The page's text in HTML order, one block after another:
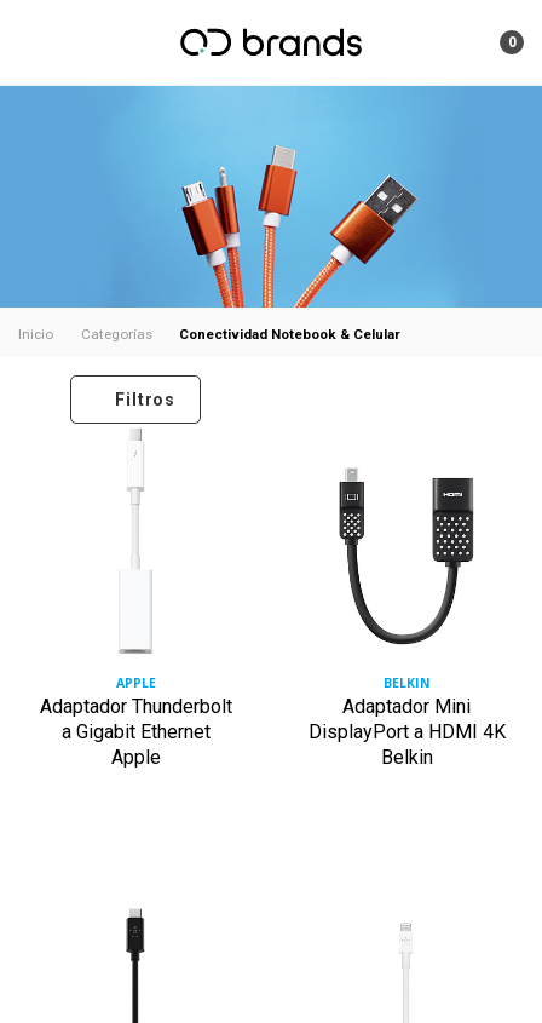
0
Inicio Categorías Conectividad Notebook & Celular
Filtros
APPLE
Adaptador Thunderbolt
a Gigabit Ethernet
Apple
BELKIN
Adaptador Mini
DisplayPort a HDMI 4K
Belkin